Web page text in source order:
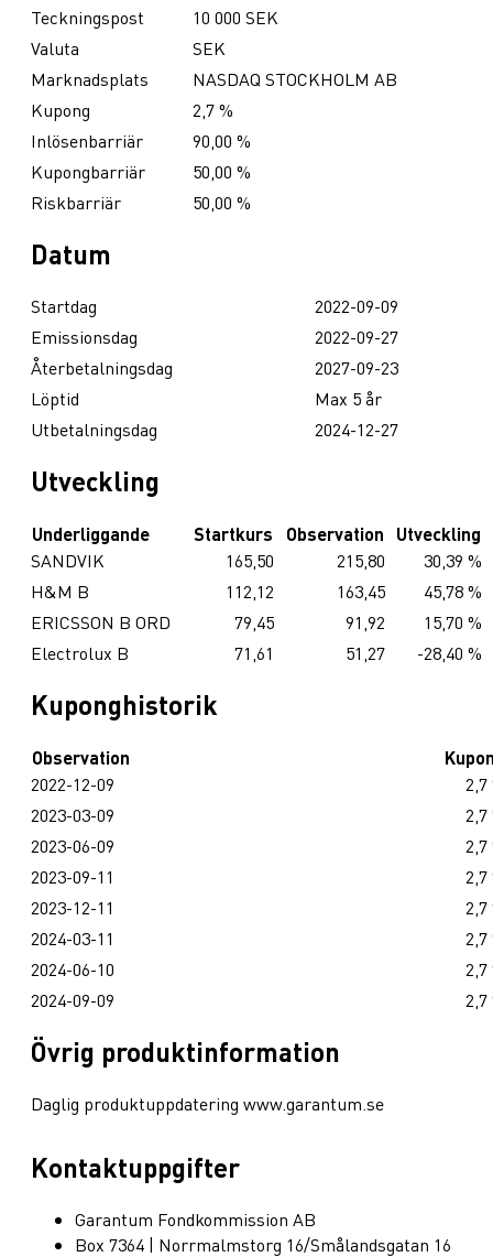
Teckningspost
10 000 SEK
Valuta
SEK
Marknadsplats
NASDAQ STOCKHOLM AB
Kupong
2,7 %
Inlösenbarriär
90,00 %
Kupongbarriär
50,00 %
Riskbarriär
50,00 %
Datum
Startdag
2022-09-09
Emissionsdag
2022-09-27
Återbetalningsdag
2027-09-23
Löptid
Max 5 år
Utbetalningsdag
2024-12-27
Utveckling
Underliggande Startkurs Observation
Utveckling
SANDVIK
165,50 215,80
30,39 %
H&M B
112,12 163,45
45,78 %
ERICSSON B ORD
79,45 91,92
15,70 %
Electrolux B
71,61 51,27 -28,40 %
Kuponghistorik
Observation
2022-12-09
2,7
2023-03-09
2,7
2023-06-09
2,7
2023-09-11
2,7
2023-12-11
2,7
2024-03-11
2,7
2024-06-10
2,7
2024-09-09
2,7
Övrig produktinformation
Daglig produktuppdatering www.garantum.se
Kontaktuppgifter
Garantum Fondkommission AB
Box 7364 | Norrmalmstorg 16/Smålandsgatan 16